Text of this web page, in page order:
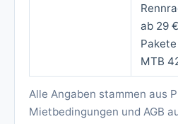
ab 29
MTB
Alle Angaben stammen aus
Mietbedingungen und AGB